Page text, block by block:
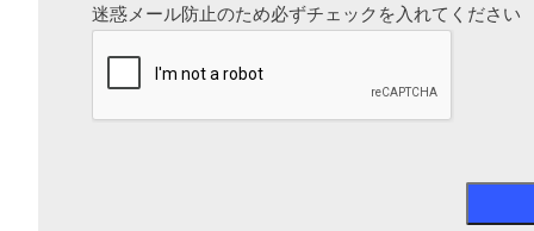
迷惑メール防止のため必ずチェックを入れてください